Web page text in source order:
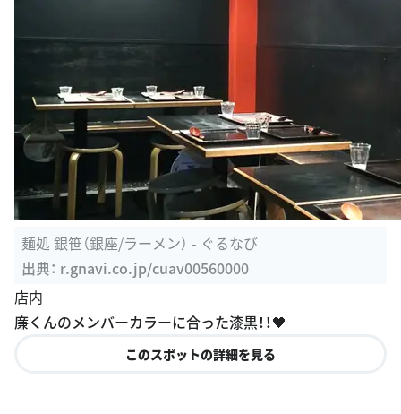
麺処 銀笹（銀座/ラーメン） - ぐるなび
出典： r.gnavi.co.jp/cuav00560000
店内
廉くんのメンバーカラーに合った漆黒！！🖤
このスポットの詳細を見る